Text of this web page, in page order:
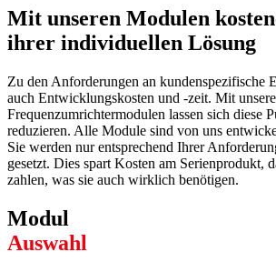
Mit unseren Modulen
ihrer individuellen Lösung
Zu den Anforderungen an kundenspezifische
auch Entwicklungskosten und -zeit. Mit
Frequenzumrichtermodulen lassen sich diese
reduzieren. Alle Module sind von uns
Sie werden nur entsprechend Ihrer
gesetzt. Dies spart Kosten am Serienprodukt,
zahlen, was sie auch wirklich benötigen.
Modul
Auswahl